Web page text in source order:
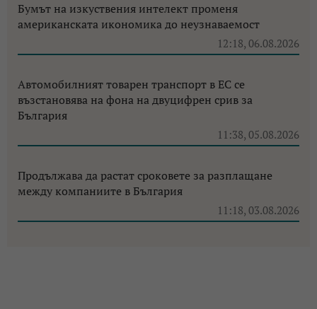
Бумът на изкуствения интелект променя
американската икономика до неузнаваемост
12:18, 06.08.2026
Автомобилният товарен транспорт в ЕС се
възстановява на фона на двуцифрен срив за
България
11:38, 05.08.2026
Продължава да растат сроковете за разплащане
между компаниите в България
11:18, 03.08.2026